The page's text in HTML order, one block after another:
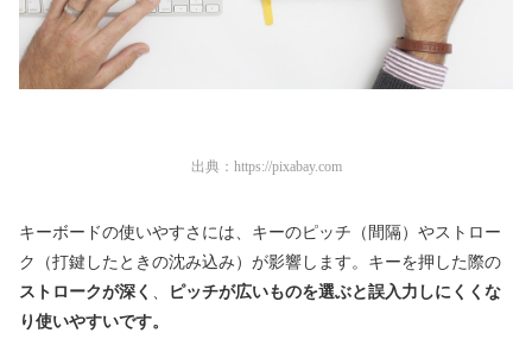
出典： https://pixabay.com
キーボードの使いやすさには、キーのピッチ（間隔）やストロー
ク（打鍵したときの沈み込み）が影響します。キーを押した際の
ストロークが深く
ピッチが広いものを選ぶと誤入力しにくくな
り使いやすいです。